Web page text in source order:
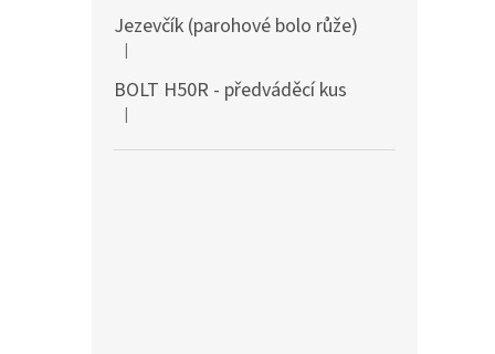
Jezevčík (parohové bolo růže)
Hodnocení produktu je 5 z 5 hvězdiček.
|
BOLT H50R - předváděcí kus
Hodnocení produktu je 5 z 5 hvězdiček.
|